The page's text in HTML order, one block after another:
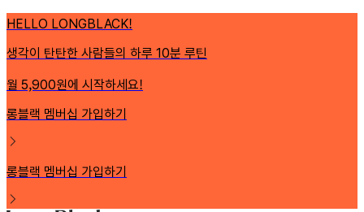
HELLO LONGBLACK!
생각이 탄탄한 사람들의 하루 10분 루틴
월 5,900원에 시작하세요!
롱블랙 멤버십 가입하기
롱블랙 멤버십 가입하기